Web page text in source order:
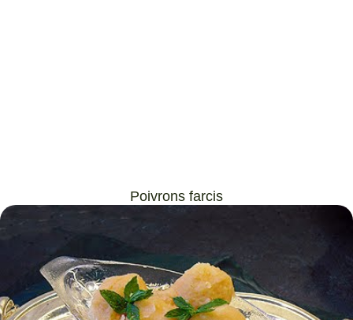
Poivrons farcis